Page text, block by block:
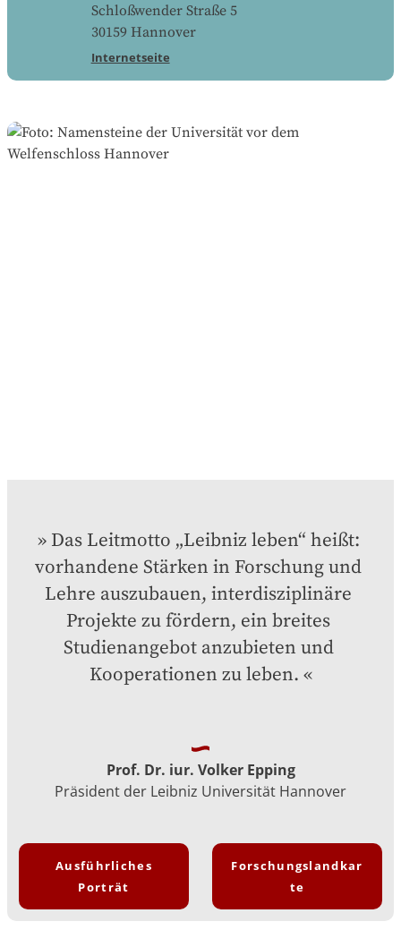
Schloßwender Straße 5
30159 Hannover
Internetseite
Das Leitmotto „Leibniz leben“ heißt:
vorhandene Stärken in Forschung und
Lehre auszubauen, interdisziplinäre
Projekte zu fördern, ein breites
Studienangebot anzubieten und
Kooperationen zu leben.
Prof. Dr. iur. Volker Epping
Präsident der Leibniz Universität Hannover
Ausführliches
Porträt
Forschungslandkar
te